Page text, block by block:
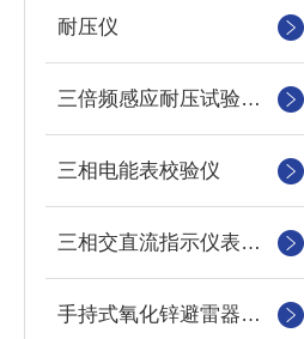
耐压仪
三倍频感应耐压试验装置
三相电能表校验仪
三相交直流指示仪表装置
手持式氧化锌避雷器测试仪